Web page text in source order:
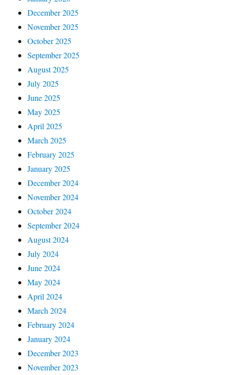
December 2025
November 2025
October 2025
September 2025
August 2025
July 2025
June 2025
May 2025
April 2025
March 2025
February 2025
January 2025
December 2024
November 2024
October 2024
September 2024
August 2024
July 2024
June 2024
May 2024
April 2024
March 2024
February 2024
January 2024
December 2023
November 2023